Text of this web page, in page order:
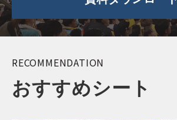
RECOMMENDATION
おすすめシート